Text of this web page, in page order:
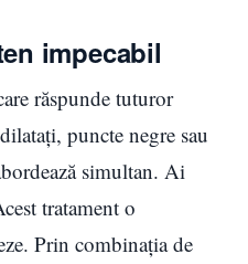
impecabil
răspunde tuturor
puncte negre sau
simultan. Ai
tratament o
Prin combinația de